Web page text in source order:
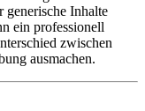
generische Inhalte
ein professionell
zwischen
ausmachen.